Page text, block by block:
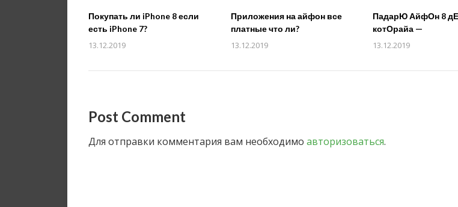
Покупать ли iPhone 8 если
есть iPhone 7?
13.12.2019
Приложения на айфон все
платные что ли?
13.12.2019
ПадарЮ АйфОн 8
котОрайа —
13.12.2019
Post Comment
Для отправки комментария вам необходимо авторизоваться.